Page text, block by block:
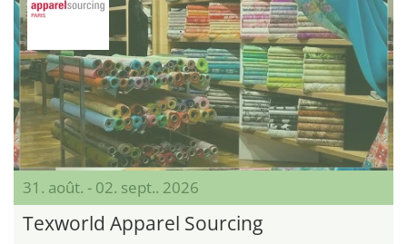
31. août. - 02. sept.. 2026
Texworld Apparel Sourcing